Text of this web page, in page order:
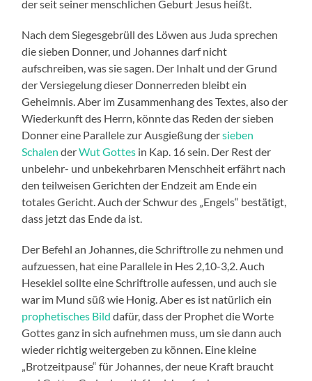
der seit seiner menschlichen Geburt Jesus heißt.
Nach dem Siegesgebrüll des Löwen aus Juda sprechen
die sieben Donner, und Johannes darf nicht
aufschreiben, was sie sagen. Der Inhalt und der Grund
der Versiegelung dieser Donnerreden bleibt ein
Geheimnis. Aber im Zusammenhang des Textes, also der
Wiederkunft des Herrn, könnte das Reden der sieben
Donner eine Parallele zur Ausgießung dersieben
Schalen derWut Gottes in Kap. 16 sein. Der Rest der
unbelehr- und unbekehrbaren Menschheit erfährt nach
den teilweisen Gerichten der Endzeit am Ende ein
totales Gericht. Auch der Schwur des „Engels“ bestätigt,
dass jetzt das Ende da ist.
Der Befehl an Johannes, die Schriftrolle zu nehmen und
aufzuessen, hat eine Parallele in Hes 2,10-3,2. Auch
Hesekiel sollte eine Schriftrolle aufessen, und auch sie
war im Mund süß wie Honig. Aber es ist natürlich ein
prophetisches Bild dafür, dass der Prophet die Worte
Gottes ganz in sich aufnehmen muss, um sie dann auch
wieder richtig weitergeben zu können. Eine kleine
„Brotzeitpause“ für Johannes, der neue Kraft braucht